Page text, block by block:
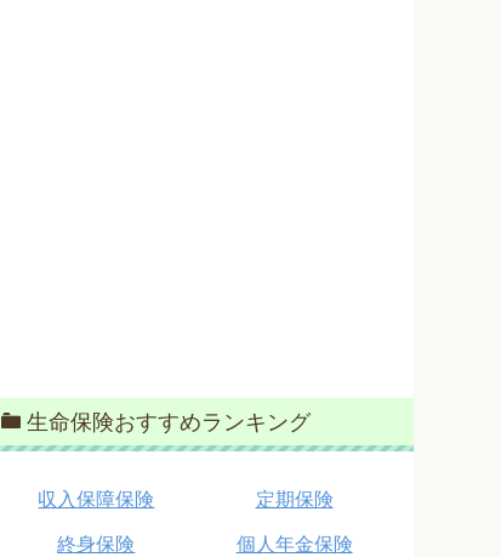
生命保険おすすめランキング
収入保障保険 定期保険
終身保険 個人年金保険